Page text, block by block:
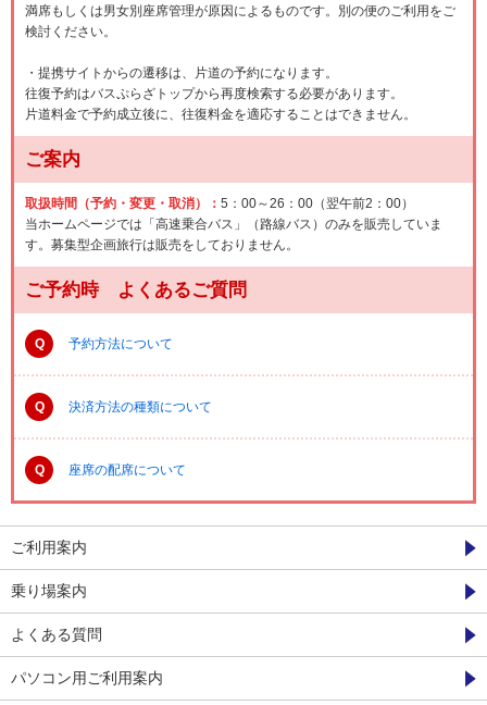
満席もしくは男女別座席管理が原因によるものです。別の便のご利用をご
検討ください。
・提携サイトからの遷移は、片道の予約になります。
往復予約はバスぷらざトップから再度検索する必要があります。
片道料金で予約成立後に、往復料金を適応することはできません。
ご案内
取扱時間（予約・変更・取消）： 5：00～26：00（翌午前2：00）
当ホームページでは「高速乗合バス」（路線バス）のみを販売していま
す。募集型企画旅行は販売をしておりません。
ご予約時 よくあるご質問
Q 予約方法について
Q 決済方法の種類について
Q 座席の配席について
ご利用案内
乗り場案内
よくある質問
パソコン用ご利用案内